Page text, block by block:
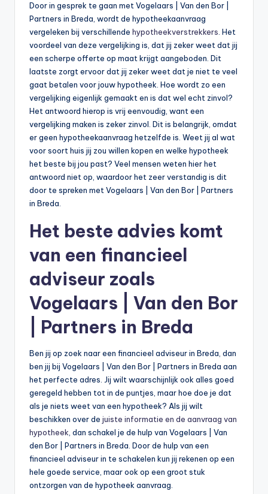
Door in gesprek te gaan met Vogelaars | Van den Bor |
Partners in Breda, wordt de hypotheekaanvraag
vergeleken bij verschillende hypotheekverstrekkers . Het
voordeel van deze vergelijking is, dat jij zeker weet dat jij
een scherpe offerte op maat krijgt aangeboden. Dit
laatste zorgt ervoor dat jij zeker weet dat je niet te veel
gaat betalen voor jouw hypotheek. Hoe wordt zo een
vergelijking eigenlijk gemaakt en is dat wel echt zinvol?
Het antwoord hierop is vrij eenvoudig, want een
vergelijking maken is zeker zinvol. Dit is belangrijk, omdat
er geen hypotheekaanvraag hetzelfde is. Weet jij al wat
voor soort huis jij zou willen kopen en welke hypotheek
het beste bij jou past? Veel mensen weten hier het
antwoord niet op, waardoor het zeer verstandig is dit
door te spreken met Vogelaars | Van den Bor | Partners
in Breda.
Het beste advies komt
van een financieel
adviseur zoals
Vogelaars | Van den Bor
| Partners in Breda
Ben jij op zoek naar een financieel adviseur in Breda, dan
ben jij bij Vogelaars | Van den Bor | Partners in Breda aan
het perfecte adres. Jij wilt waarschijnlijk ook alles goed
geregeld hebben tot in de puntjes, maar hoe doe je dat
als je niets weet van een hypotheek? Als jij wilt
beschikken over de juiste informatie en de aanvraag van
hypotheek , dan schakel je de hulp van Vogelaars | Van
den Bor | Partners in Breda. Door de hulp van een
financieel adviseur in te schakelen kun jij rekenen op een
hele goede service, maar ook op een groot stuk
ontzorgen van de hypotheek aanvraag.